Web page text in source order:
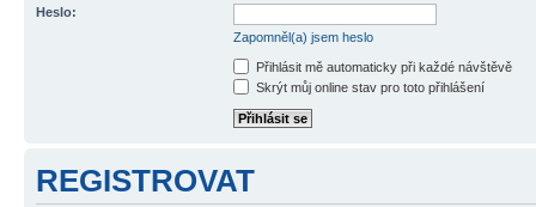
Heslo:
Zapomněl(a) jsem heslo
Přihlásit mě automaticky při každé návštěvě
Skrýt můj online stav pro toto přihlášení
REGISTROVAT